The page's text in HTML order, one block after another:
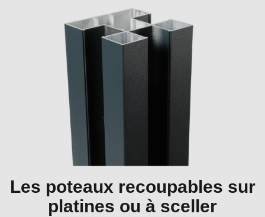
Les poteaux recoupables sur
platines ou à sceller